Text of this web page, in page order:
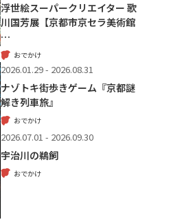
浮世絵スーパークリエイター 歌
川国芳展【京都市京セラ美術館
…
おでかけ
2026.01.29 - 2026.08.31
ナゾトキ街歩きゲーム『京都謎
解き列車旅』
おでかけ
2026.07.01 - 2026.09.30
宇治川の鵜飼
おでかけ